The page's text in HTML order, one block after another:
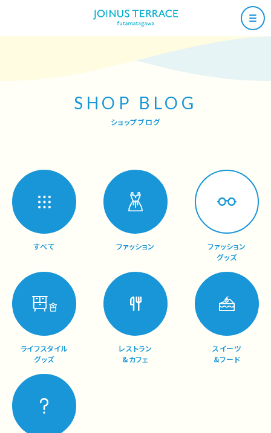
SHOP BLOG
ショップブログ
すべて ファッション
ファッション
グッズ
ライフスタイル
グッズ
レストラン
&カフェ
スイーツ
&フード